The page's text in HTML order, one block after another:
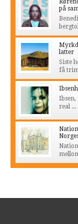
på
latter
Siste
få
Ibsen,
real ...